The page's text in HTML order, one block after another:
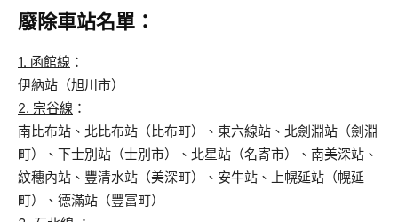
廢除車站名單：
1. 函館線 ：
伊納站（旭川市）
2. 宗谷線 ：
南比布站、北比布站（比布町）、東六線站、北劍淵站（劍淵
町）、下士別站（士別市）、北星站（名寄市）、南美深站、
紋穗內站、豐清水站（美深町）、安牛站、上幌延站（幌延
町）、德滿站（豐富町）